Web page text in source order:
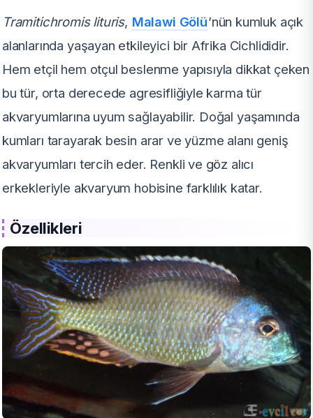
Tramitichromis lituris, Malawi Gölü’nün kumluk açık
alanlarında yaşayan etkileyici bir Afrika Cichlididir.
Hem etçil hem otçul beslenme yapısıyla dikkat çeken
bu tür, orta derecede agresifliğiyle karma tür
akvaryumlarına uyum sağlayabilir. Doğal yaşamında
kumları tarayarak besin arar ve yüzme alanı geniş
akvaryumları tercih eder. Renkli ve göz alıcı
erkekleriyle akvaryum hobisine farklılık katar.
Özellikleri